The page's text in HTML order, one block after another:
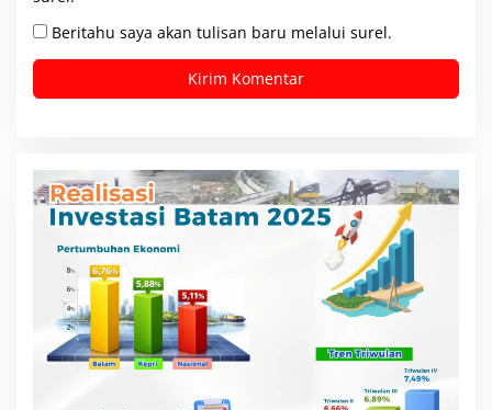
Beritahu saya akan tulisan baru melalui surel.